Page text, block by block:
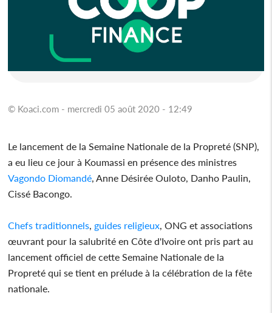
© Koaci.com - mercredi 05 août 2020 - 12:49
Le lancement de la Semaine Nationale de la Propreté (SNP),
a eu lieu ce jour à Koumassi en présence des ministres
Vagondo Diomandé , Anne Désirée Ouloto, Danho Paulin,
Cissé Bacongo.
Chefs traditionnels guides religieux , ONG et associations
œuvrant pour la salubrité en Côte d'Ivoire ont pris part au
lancement officiel de cette Semaine Nationale de la
Propreté qui se tient en prélude à la célébration de la fête
nationale.